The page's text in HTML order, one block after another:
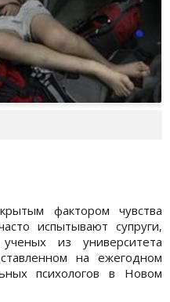
фактором чувства
испытывают супруги,
из университета
на ежегодном
психологов в Новом